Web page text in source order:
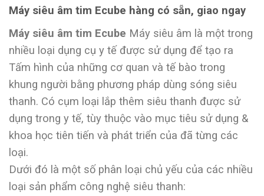
Máy siêu âm tim Ecube hàng có sẵn, giao ngay
Máy siêu âm tim Ecube Máy siêu âm là một trong
nhiều loại dụng cụ y tế được sử dụng để tạo ra
Tấm hình của những cơ quan và tế bào trong
khung người bằng phương pháp dùng sóng siêu
thanh. Có cụm loại lắp thêm siêu thanh được sử
dụng trong y tế, tùy thuộc vào mục tiêu sử dụng &
khoa học tiên tiến và phát triển của đã từng các
loại.
Dưới đó là một số phân loại chủ yếu của các nhiều
loại sản phẩm công nghệ siêu thanh: